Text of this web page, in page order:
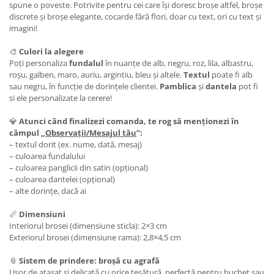
spune o poveste. Potrivite pentru cei care își doresc broșe altfel, broșe
discrete și broșe elegante, cocarde fără flori, doar cu text, ori cu text și
imagini!
🎨 Culori la alegere
Poți personalizafundalulîn nuanțe de alb, negru, roz, lila, albastru,
roșu, galben, maro, auriu, argintiu, bleu și altele.Textul poate fi alb
sau negru, în funcție de dorințele clientei. Pamblica șidantela pot fi
si ele personalizate la cerere!
💎 Atunci când finalizezi comanda, te rog să menționezi în
câmpul „Observații/Mesajul tău”:
– textul dorit (ex. nume, dată, mesaj)
– culoarea fundalului
– culoarea panglicii din satin (opțional)
– culoarea dantelei (opțional)
– alte dorințe, dacă ai
📏 Dimensiuni
Interiorul brosei (dimensiune sticla): 2×3 cm
Exteriorul brosei (dimensiune rama): 2,8×4,5 cm
📎 Sistem de prindere: broșă cu agrafă